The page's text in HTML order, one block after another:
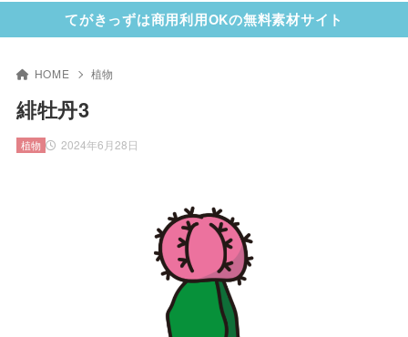
てがきっずは商用利用OKの無料素材サイト
HOME 植物
緋牡丹3
2024年6月28日
植物